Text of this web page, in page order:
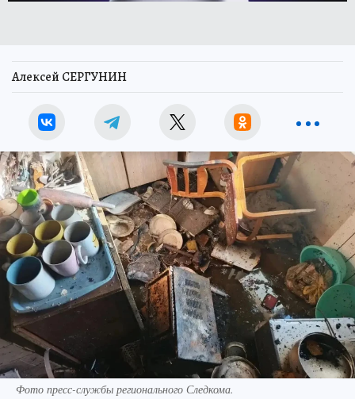
Алексей СЕРГУНИН
Фото пресс-службы регионального Следкома.